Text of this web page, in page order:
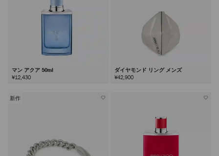
マン アクア 50ml
¥12,430
ダイヤモンド リング メンズ
¥42,900
新作